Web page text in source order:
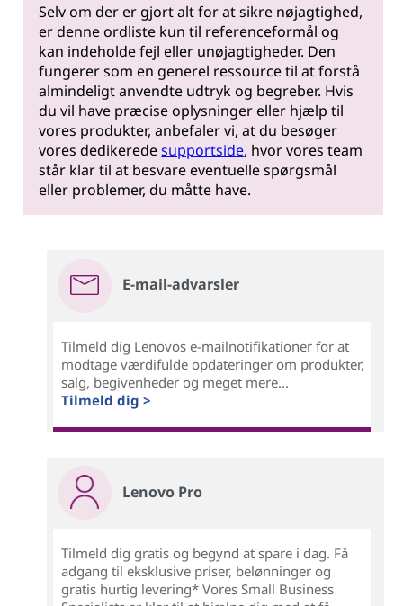
Selv om der er gjort alt for at sikre nøjagtighed,
er denne ordliste kun til referenceformål og
kan indeholde fejl eller unøjagtigheder. Den
fungerer som en generel ressource til at forstå
almindeligt anvendte udtryk og begreber. Hvis
du vil have præcise oplysninger eller hjælp til
vores produkter, anbefaler vi, at du besøger
vores dedikeredesupportside, hvor vores team
står klar til at besvare eventuelle spørgsmål
eller problemer, du måtte have.
E-mail-advarsler
Tilmeld dig Lenovos e-mailnotifikationer for at
modtage værdifulde opdateringer om produkter,
salg, begivenheder og meget mere...
Tilmeld dig >
Lenovo Pro
Tilmeld dig gratis og begynd at spare i dag. Få
adgang til eksklusive priser, belønninger og
gratis hurtig levering* Vores Small Business